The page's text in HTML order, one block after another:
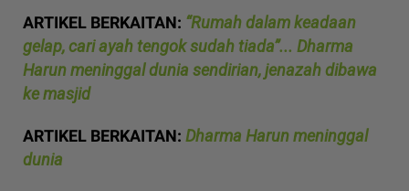
ARTIKEL BERKAITAN: “Rumah dalam keadaan
gelap, cari ayah tengok sudah tiada”... Dharma
Harun meninggal dunia sendirian, jenazah dibawa
ke masjid
ARTIKEL BERKAITAN: Dharma Harun meninggal
dunia